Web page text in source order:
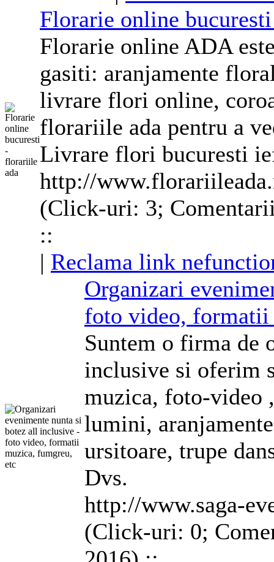
Florarie online
Florarie online ADA
gasiti: aranjamente
livrare flori online,
florariile ada pentru a
Livrare flori bucuresti
http://
(Click-uri: 3;
::
| Reclama link
Organizari
foto video, formatii
Suntem o firma de
inclusive si oferim
muzica, foto-video
lumini, aranjamente
ursitoare, trupe
Dvs.
http://www.saga-
(Click-uri: 0;